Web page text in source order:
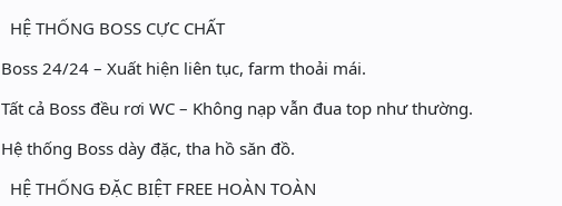
HỆ THỐNG BOSS CỰC CHẤT
Boss 24/24 – Xuất hiện liên tục, farm thoải mái.
Tất cả Boss đều rơi WC – Không nạp vẫn đua top như thường.
Hệ thống Boss dày đặc, tha hồ săn đồ.
HỆ THỐNG ĐẶC BIỆT FREE HOÀN TOÀN